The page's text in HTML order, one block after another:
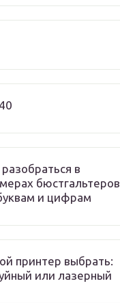
разобраться в
бюстгальтеров
и цифрам
принтер выбрать:
или лазерный